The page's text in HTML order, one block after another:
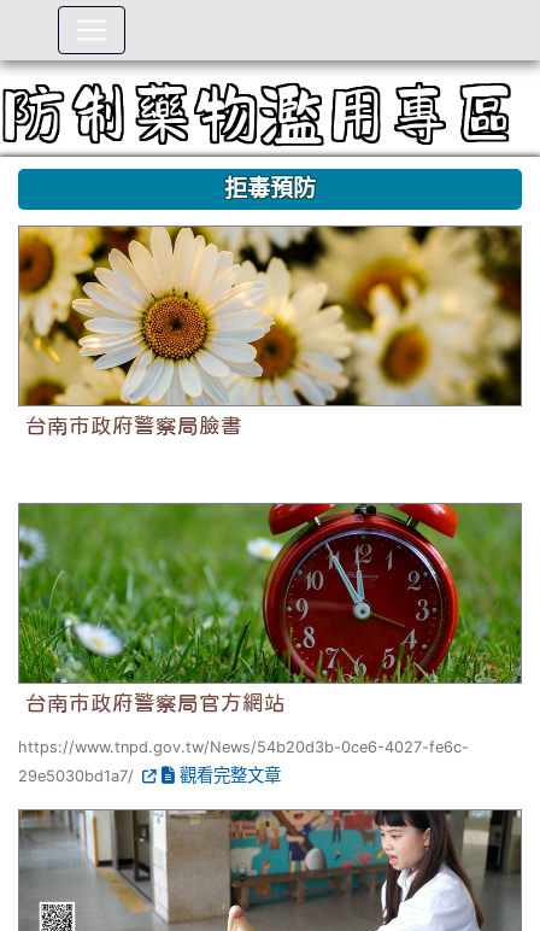
拒毒預防
台南市政府警察局臉書
台南市政府警察局臉書
台南市政府警察局官方網站
台南市政府警察局官方網站
https://www.tnpd.gov.tw/News/54b20d3b-0ce6-4027-fe6c-
29e5030bd1a7/
觀看完整文章
(影片)111年臺南市校園反毒深耕入班宣導實施計畫